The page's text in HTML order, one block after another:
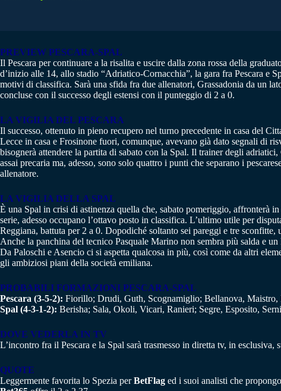
PREVIEW PESCARA-SPAL
Il Pescara per continuare a la risalita e uscire dalla zona rossa della
d’inizio alle 14, allo stadio “Adriatico-Cornacchia”, la gara fra Pescara e
motivi di classifica. Sarà una sfida fra due allenatori, Grassadonia da un
concluse con il successo degli estensi con il punteggio di 2 a 0.
LA VIGILIA DEL PESCARA
Il successo, ottenuto in pieno recupero nel turno precedente in casa del
Lecce in casa e Frosinone fuori, comunque, avevano già dato segnali di
bisognerà attendere la partita di sabato con la Spal. Il trainer degli
assai precaria ma, adesso, sono solo quattro i punti che separano i
allenatore.
LA VIGILIA DELLA SPAL
È una Spal in crisi di astinenza quella che, sabato pomeriggio, affronterà
serie, adesso occupano l’ottavo posto in classifica. L’ultimo utile per
Reggiana, battuta per 2 a 0. Dopodiché soltanto sei pareggi e tre
Anche la panchina del tecnico Pasquale Marino non sembra più salda e
Da Paloschi e Asencio ci si aspetta qualcosa in più, così come da altri
gli ambiziosi piani della società emiliana.
PROBABILI FORMAZIONI PESCARA-SPAL
Pescara (3-5-2): Fiorillo; Drudi, Guth, Scognamiglio; Bellanova, Maistro,
Spal (4-3-1-2): Berisha; Sala, Okoli, Vicari, Ranieri; Segre, Esposito,
DOVE VEDERLA IN TV
L’incontro fra il Pescara e la Spal sarà trasmesso in diretta tv, in esclusiva,
QUOTE
Leggermente favorita lo Spezia perBetFlag ed i suoi analisti che